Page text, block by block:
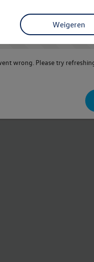
Weigeren
wrong. Please try